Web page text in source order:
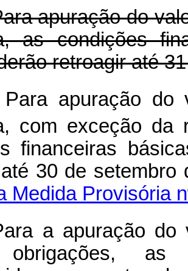
apuração do
as condições
retroagir até
apuração do
com exceção
financeiras
até 30 de
Medida Provisória
a apuração do
obrigações, as